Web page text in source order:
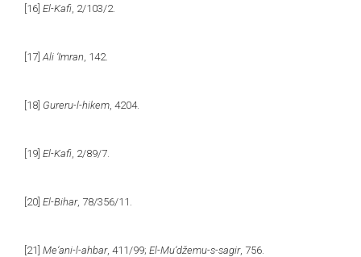
[16] El-Kafi , 2/103/2.
[17] Ali ‘Imran , 142.
[18] Gureru-l-hikem , 4204.
[19] El-Kafi , 2/89/7.
[20] El-Bihar, 78/356/11.
[21] Me‘ani-l-ahbar, 411/99; El-Mu‘džemu-s-sagir, 756.